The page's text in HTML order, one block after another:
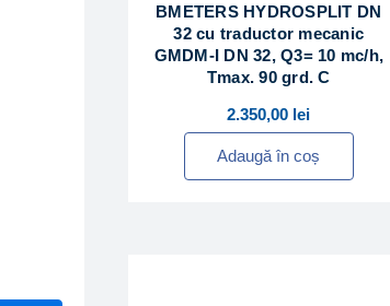
BMETERS HYDROSPLIT DN
32 cu traductor mecanic
GMDM-I DN 32, Q3= 10 mc/h,
Tmax. 90 grd. C
2.350,00 lei
Adaugă în coș